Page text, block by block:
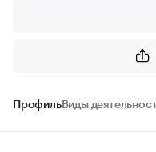
ПрофильВиды